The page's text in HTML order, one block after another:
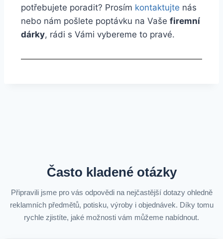
potřebujete poradit? Prosím kontaktujte nás
nebo nám pošlete poptávku na Vaše firemní
dárky, rádi s Vámi vybereme to pravé.
Často kladené otázky
Připravili jsme pro vás odpovědi na nejčastější dotazy ohledně
reklamních předmětů, potisku, výroby i objednávek. Díky tomu
rychle zjistíte, jaké možnosti vám můžeme nabídnout.